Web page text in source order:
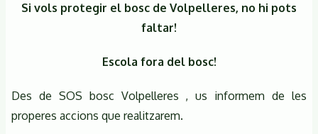
Si vols protegir el bosc de Volpelleres, no hi pots
faltar!
Escola fora del bosc!
Des de SOS bosc Volpelleres , us informem de les
properes accions que realitzarem.